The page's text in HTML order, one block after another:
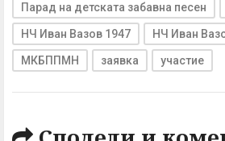
Парад на детската забавна песен
НЧ Иван Вазов 1947 НЧ Иван
МКБППМН заявка участие